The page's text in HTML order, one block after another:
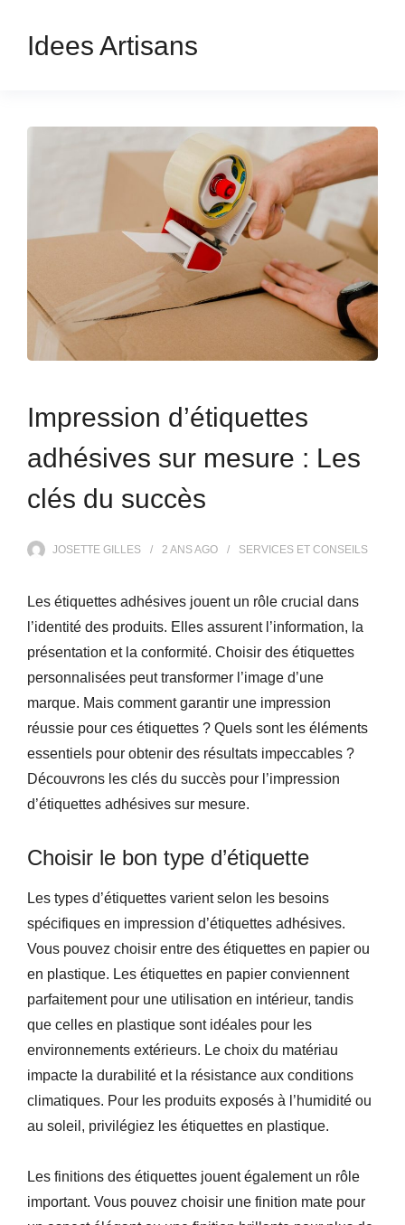
Idees Artisans
Impression d’étiquettes
adhésives sur mesure : Les
clés du succès
JOSETTE GILLES 2 ANSAGO SERVICES ET CONSEILS
Les étiquettes adhésives jouent un rôle crucial dans
l’identité des produits. Elles assurent l’information, la
présentation et la conformité. Choisir des étiquettes
personnalisées peut transformer l’image d’une
marque. Mais comment garantir une impression
réussie pour ces étiquettes ? Quels sont les éléments
essentiels pour obtenir des résultats impeccables ?
Découvrons les clés du succès pour l’impression
d’étiquettes adhésives sur mesure.
Choisir le bon type d’étiquette
Les types d’étiquettes varient selon les besoins
spécifiques en impression d’étiquettes adhésives.
Vous pouvez choisir entre des étiquettes en papier ou
en plastique. Les étiquettes en papier conviennent
parfaitement pour une utilisation en intérieur, tandis
que celles en plastique sont idéales pour les
environnements extérieurs. Le choix du matériau
impacte la durabilité et la résistance aux conditions
climatiques. Pour les produits exposés à l’humidité ou
au soleil, privilégiez les étiquettes en plastique.
Les finitions des étiquettes jouent également un rôle
important. Vous pouvez choisir une finition mate pour